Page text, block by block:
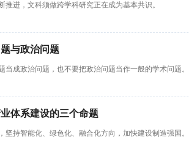
推进，文科须做跨学科研究正在成为基本共识。
与政治问题
当成政治问题，也不要把政治问题当作一般的学术问题。
体系建设的三个命题
坚持智能化、绿色化、融合化方向，加快建设制造强国。